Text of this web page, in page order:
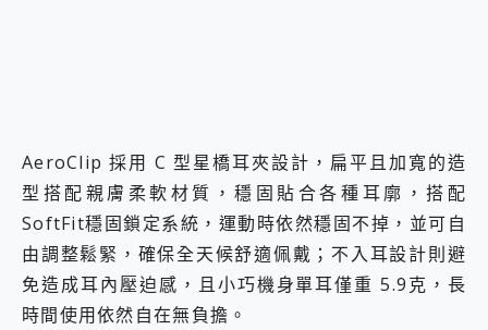
AeroClip 採用 C 型星橋耳夾設計，扁平且加寬的造
型搭配親膚柔軟材質，穩固貼合各種耳廓，搭配
SoftFit穩固鎖定系統，運動時依然穩固不掉，並可自
由調整鬆緊，確保全天候舒適佩戴；不入耳設計則避
免造成耳內壓迫感，且小巧機身單耳僅重 5.9克，長
時間使用依然自在無負擔。